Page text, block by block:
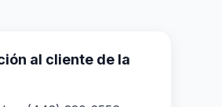
al cliente de la